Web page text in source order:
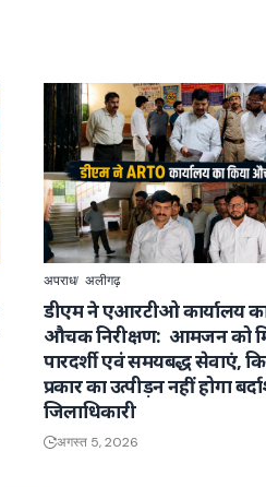
अपराध अलीगढ़
डीएम ने एआरटीओ कार्यालय
औचक निरीक्षण: आमजन को
पारदर्शी एवं समयबद्ध सेवाएं,
प्रकार का उत्पीड़न नहीं होगा
जिलाधिकारी
अगस्त 5, 2026